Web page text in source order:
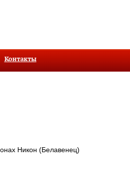
Контакты
Никон (Белавенец)